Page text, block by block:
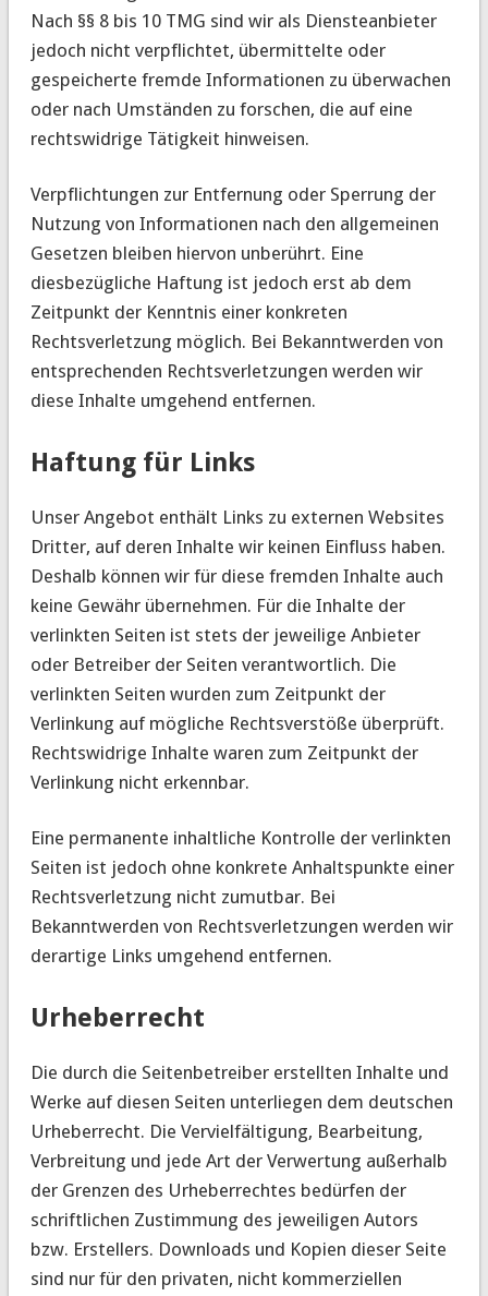
Nach §§ 8 bis 10 TMG sind wir als Diensteanbieter
jedoch nicht verpflichtet, übermittelte oder
gespeicherte fremde Informationen zu überwachen
oder nach Umständen zu forschen, die auf eine
rechtswidrige Tätigkeit hinweisen.
Verpflichtungen zur Entfernung oder Sperrung der
Nutzung von Informationen nach den allgemeinen
Gesetzen bleiben hiervon unberührt. Eine
diesbezügliche Haftung ist jedoch erst ab dem
Zeitpunkt der Kenntnis einer konkreten
Rechtsverletzung möglich. Bei Bekanntwerden von
entsprechenden Rechtsverletzungen werden wir
diese Inhalte umgehend entfernen.
Haftung für Links
Unser Angebot enthält Links zu externen Websites
Dritter, auf deren Inhalte wir keinen Einfluss haben.
Deshalb können wir für diese fremden Inhalte auch
keine Gewähr übernehmen. Für die Inhalte der
verlinkten Seiten ist stets der jeweilige Anbieter
oder Betreiber der Seiten verantwortlich. Die
verlinkten Seiten wurden zum Zeitpunkt der
Verlinkung auf mögliche Rechtsverstöße überprüft.
Rechtswidrige Inhalte waren zum Zeitpunkt der
Verlinkung nicht erkennbar.
Eine permanente inhaltliche Kontrolle der verlinkten
Seiten ist jedoch ohne konkrete Anhaltspunkte einer
Rechtsverletzung nicht zumutbar. Bei
Bekanntwerden von Rechtsverletzungen werden wir
derartige Links umgehend entfernen.
Urheberrecht
Die durch die Seitenbetreiber erstellten Inhalte und
Werke auf diesen Seiten unterliegen dem deutschen
Urheberrecht. Die Vervielfältigung, Bearbeitung,
Verbreitung und jede Art der Verwertung außerhalb
der Grenzen des Urheberrechtes bedürfen der
schriftlichen Zustimmung des jeweiligen Autors
bzw. Erstellers. Downloads und Kopien dieser Seite
sind nur für den privaten, nicht kommerziellen